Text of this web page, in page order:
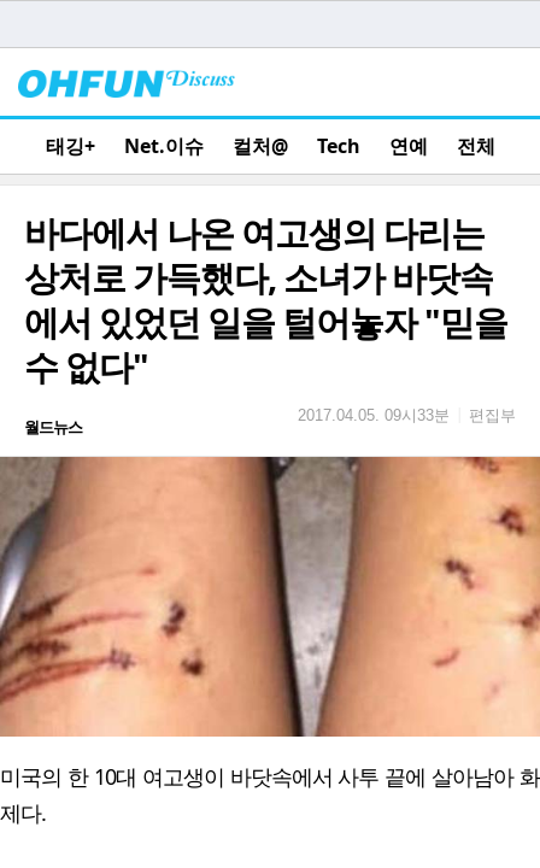
태깅+ Net.이슈 컬처@ Tech 연예 전체
바다에서 나온 여고생의 다리는
상처로 가득했다, 소녀가 바닷속
에서 있었던 일을 털어놓자 "믿을
수 없다"
월드뉴스
2017.04.05. 09시33분 편집부
미국의 한 10대 여고생이 바닷속에서 사투 끝에 살아남아 화
제다.